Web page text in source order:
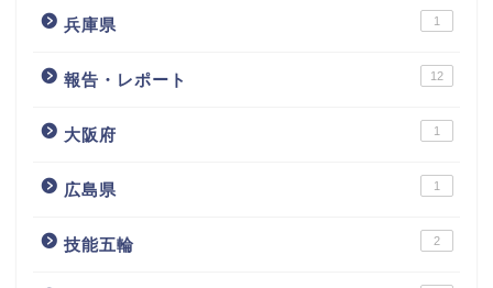
兵庫県 1
報告・レポート 12
大阪府 1
広島県 1
技能五輪 2